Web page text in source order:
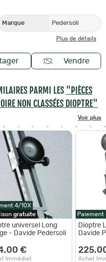
Marque Pedersoli
Plus de détails
Vendre
PARMI LES "PIÈCES
NON CLASSÉES DIOPTRE"
Voir plus
4/10X
gratuite
universel Long
- Davide Pedersoli
€
Immédiat
Paiement
Dioptre
Davide
Achat